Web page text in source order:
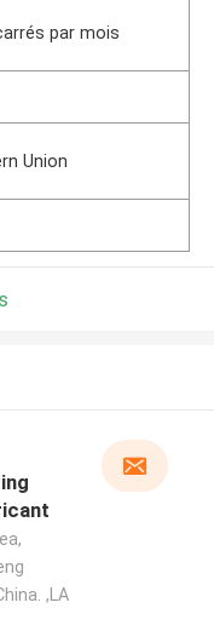
par mois
Union
,LA